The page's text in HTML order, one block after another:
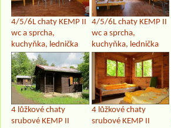
4/5/6L chaty KEMP II
wc a sprcha,
kuchyňka, lednička
4/5/6L chaty KEMP II
wc a sprcha,
kuchyňka, lednička
4 lůžkové chaty
srubové KEMP II
4 lůžkové chaty
srubové KEMP II